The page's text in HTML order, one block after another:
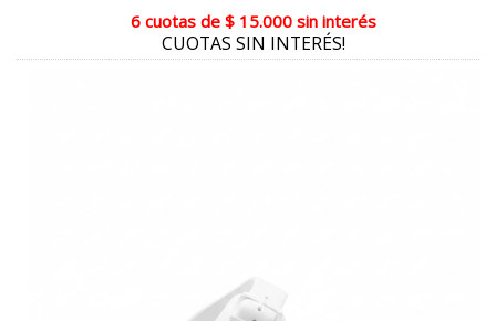
CAOBA
MIEL COMBINADO
PLATINO
6 cuotas de $ 15.000 sin interés
CUOTAS SIN INTERÉS!